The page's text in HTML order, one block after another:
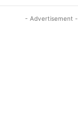
- Advertisement -